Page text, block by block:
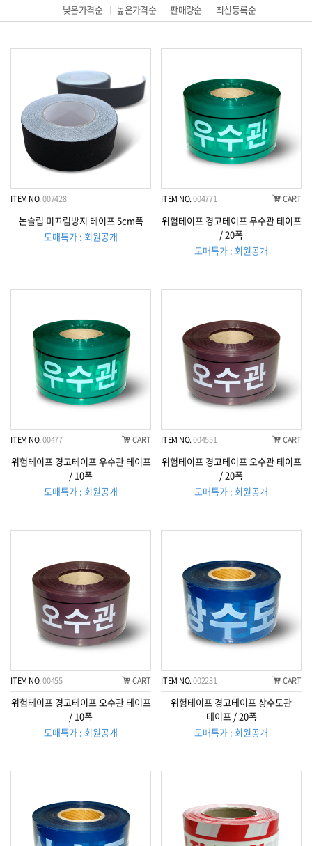
낮은가격순
높은가격순 판매량순 최신등록순
ITEM NO.007428
논슬립 미끄럼방지 테이프 5cm폭
도매특가 : 회원공개
ITEM NO.004771 CART
위험테이프 경고테이프 우수관 테이프
/ 20폭
도매특가 : 회원공개
ITEM NO.00477 CART
위험테이프 경고테이프 우수관 테이프
/ 10폭
도매특가 : 회원공개
ITEM NO.004551 CART
위험테이프 경고테이프 오수관 테이프
/ 20폭
도매특가 : 회원공개
ITEM NO.00455 CART
위험테이프 경고테이프 오수관 테이프
/ 10폭
도매특가 : 회원공개
ITEM NO.002231 CART
위험테이프 경고테이프 상수도관
테이프 / 20폭
도매특가 : 회원공개